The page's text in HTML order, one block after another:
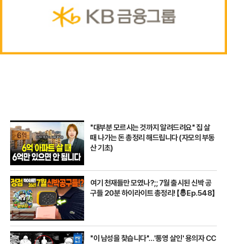
"대부분 모르시는 것까지 알려드려요" 집 살
때 나가는 돈 총정리 해드립니다 (자모의 부동
산 기초)
여기 천재들만 모였나?;; 7월 출시된 신박 공
구들 20분 하이라이트 총정리! 【🤴Ep.548】
"이 남성을 찾습니다"…'통영 살인' 용의자 CC